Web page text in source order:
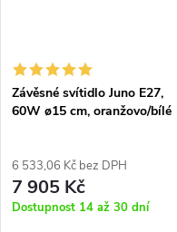
Závěsné svítidlo Juno E27,
60W ø15 cm, oranžovo/bílé
6 533,06 Kč bez DPH
7 905 Kč
Dostupnost 14 až 30 dní